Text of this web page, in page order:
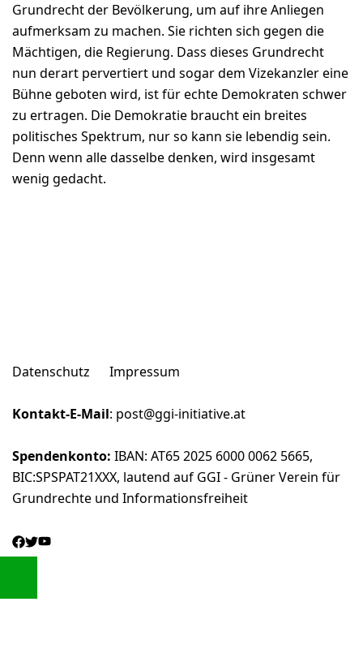
Grundrecht der Bevölkerung, um auf ihre Anliegen
aufmerksam zu machen. Sie richten sich gegen die
Mächtigen, die Regierung. Dass dieses Grundrecht
nun derart pervertiert und sogar dem Vizekanzler eine
Bühne geboten wird, ist für echte Demokraten schwer
zu ertragen. Die Demokratie braucht ein breites
politisches Spektrum, nur so kann sie lebendig sein.
Denn wenn alle dasselbe denken, wird insgesamt
wenig gedacht.
Datenschutz Impressum
Kontakt-E-Mail: post@ggi-initiative.at
Spendenkonto: IBAN: AT65 2025 6000 0062 5665,
BIC:SPSPAT21XXX, lautend auf GGI - Grüner Verein für
Grundrechte und Informationsfreiheit